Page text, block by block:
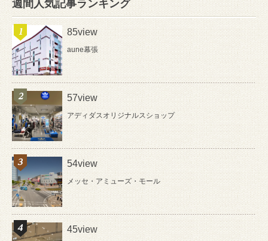
週間人気記事ランキング
85view
aune幕張
57view
アディダスオリジナルスショップ
54view
メッセ・アミューズ・モール
45view